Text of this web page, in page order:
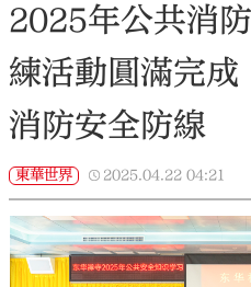
2025年公共消
練活動圓滿完
消防安全防線
東華世界 2025.04.22 04:21